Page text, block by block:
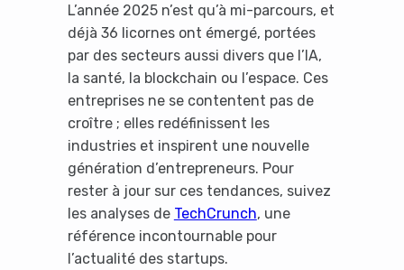
L’année 2025 n’est qu’à mi-parcours, et
déjà 36 licornes ont émergé, portées
par des secteurs aussi divers que l’IA,
la santé, la blockchain ou l’espace. Ces
entreprises ne se contentent pas de
croître ; elles redéfinissent les
industries et inspirent une nouvelle
génération d’entrepreneurs. Pour
rester à jour sur ces tendances, suivez
les analyses de TechCrunch, une
référence incontournable pour
l’actualité des startups.